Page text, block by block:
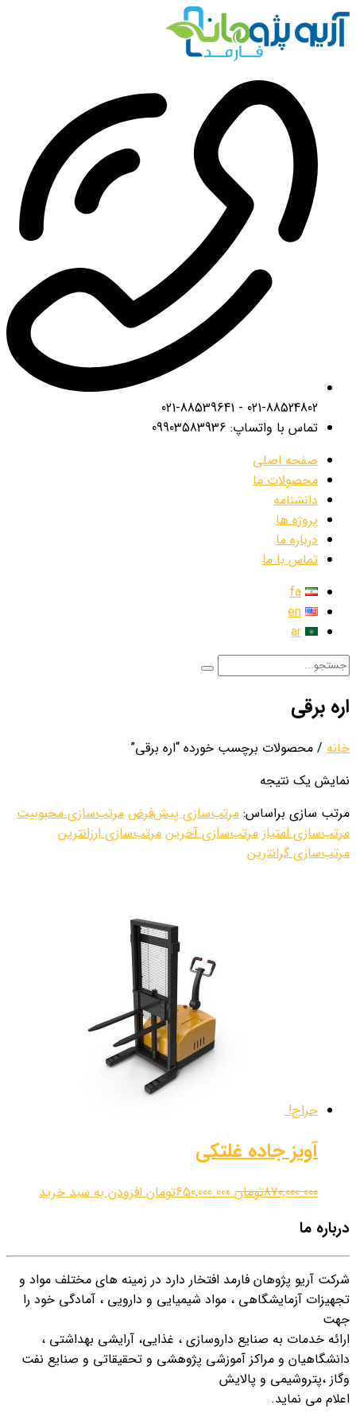
021-88524802 - 021-88539641
تماس با واتساپ: 09903583936
صفحه اصلی
محصولات ما
دانشنامه
پروژه ها
درباره ما
تماس با ما
fa
en
ar
اره برقی
خانه / محصولات برچسب خورده “اره برقی”
نمایش یک نتیجه
مرتب سازی براساس: مرتب‌سازی پیش‌فرض مرتب‌سازی محبوبیت
مرتب‌سازی امتیاز مرتب‌سازی آخرین مرتب‌سازی ارزانترین
مرتب‌سازی گرانترین
حراج!
آویز جاده غلتکی
870,000.000تومان 650,000.000تومان افزودن به سبد خرید
درباره ما
شرکت آریو پژوهان فارمد افتخار دارد در زمینه هاي مختلف مواد و
تجهیزات آزمایشگاهی ، مواد شیمیایی و دارویی ، آمادگی خود را
جهت
ارائه خدمات به صنایع داروسازي ، غذایی، آرایشی بهداشتی ،
دانشگاهیان و مراکز آموزشی پژوهشی و تحقیقاتی و صنایع نفت
وگاز ،پتروشیمی و پالایش
اعلام می نماید.